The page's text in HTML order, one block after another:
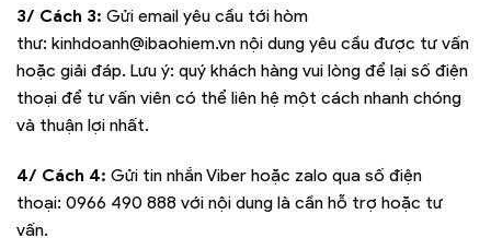
3/ Cách 3: Gửi email yêu cầu tới hòm
thư: kinhdoanh@ibaohiem.vn nội dung yêu cầu được tư vấn
hoặc giải đáp. Lưu ý: quý khách hàng vui lòng để lại số điện
thoại để tư vấn viên có thể liên hệ một cách nhanh chóng
và thuận lợi nhất.
4/ Cách 4: Gửi tin nhắn Viber hoặc zalo qua số điện
thoại: 0966 490 888 với nội dung là cần hỗ trợ hoặc tư
vấn.